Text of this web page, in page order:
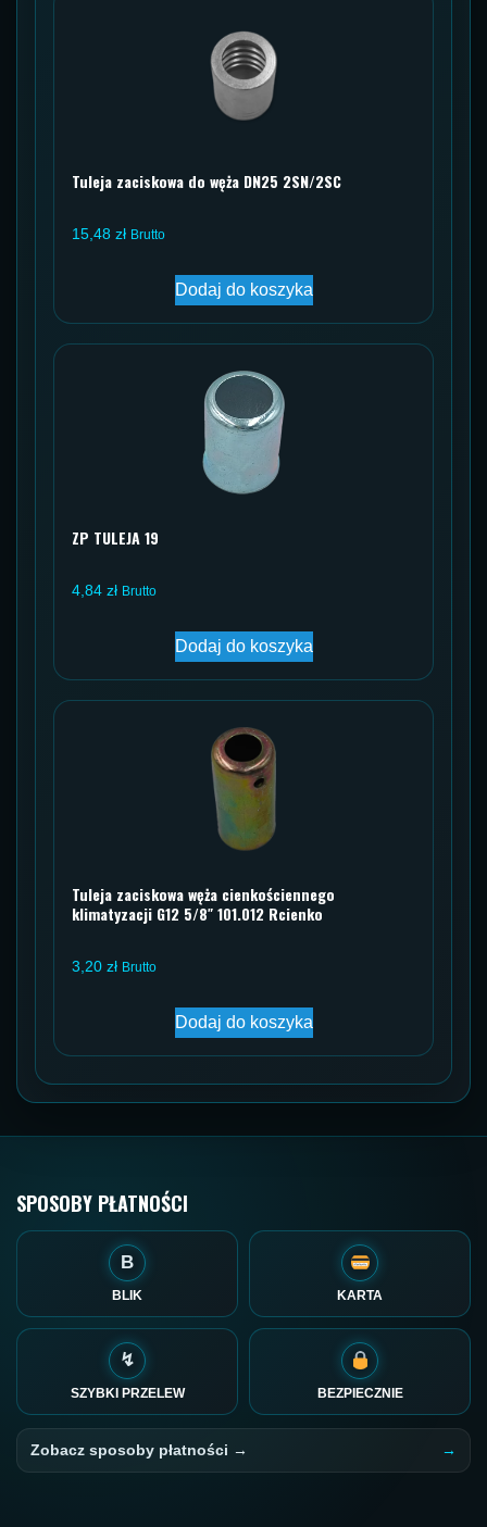
Tuleja zaciskowa do węża DN25 2SN/2SC
15,48 zł Brutto
Dodaj do koszyka
ZP TULEJA 19
4,84 zł Brutto
Dodaj do koszyka
Tuleja zaciskowa węża cienkościennego
klimatyzacji G12 5/8″ 101.012 Rcienko
3,20 zł Brutto
Dodaj do koszyka
SPOSOBY PŁATNOŚCI
B
BLIK KARTA
↯
SZYBKI PRZELEW BEZPIECZNIE
Zobacz sposoby płatności →